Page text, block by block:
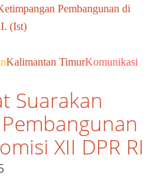
Kalimantan TimurKomunikasi
Suarakan
XII DPR RI